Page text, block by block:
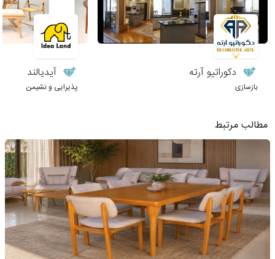
دکوراتیو آرته
بازسازی
آیدیالند
پذیرایی و نشیمن
مطالب مرتبط